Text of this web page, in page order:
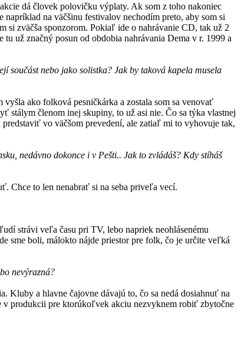
dá človek polovičku výplaty. Ak som z toho nakoniec
na väčšinu festivalov nechodím preto, aby som si
si zväčša sponzorom. Pokiaľ ide o nahrávanie CD, tak už 2
už značný posun od obdobia nahrávania Dema v r. 1999 a
součást nebo jako solistka? Jak by taková kapela musela
ako folková pesničkárka a zostala som sa venovať
stálym členom inej skupiny, to už asi nie. Čo sa týka vlastnej
vo väčšom prevedení, ale zatiaľ mi to vyhovuje tak,
nedávno dokonce i v Pešti.. Jak to zvládáš? Kdy stíháš
Chce to len nenabrať si na seba priveľa vecí.
strávi veľa času pri TV, lebo napriek neohlásenému
sme boli, málokto nájde priestor pre folk, čo je určite veľká
nevýrazná?
Kluby a hlavne čajovne dávajú to, čo sa nedá dosiahnuť na
v produkcii pre ktorúkoľvek akciu nezvyknem robiť zbytočne